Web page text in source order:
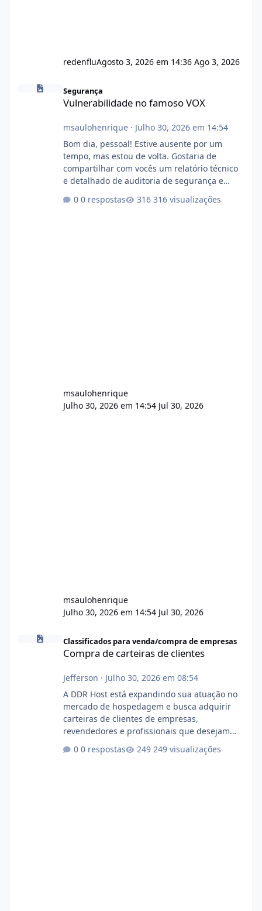
redenfluAgosto 3, 2026 em 14:36 Ago 3, 2026
Vulnerabilidade no famoso VOX
Segurança
Vulnerabilidade no famoso VOX
msaulohenrique· Julho 30, 2026 em 14:54
Bom dia, pessoal! Estive ausente por um
tempo, mas estou de volta. Gostaria de
compartilhar com vocês um relatório técnico
e detalhado de auditoria de segurança e
atualmente em circulação e comercialização
0 respostas 316 visualizações
msaulohenrique
Julho 30, 2026 em 14:54 Jul 30, 2026
msaulohenrique
Julho 30, 2026 em 14:54 Jul 30, 2026
Classificados para venda/compra de empresas
Compra de carteiras de clientes
Jefferson · Julho 30, 2026 em 08:54
A DDR Host está expandindo sua atuação no
mercado de hospedagem e busca adquirir
carteiras de clientes de empresas,
revendedores e profissionais que desejam
operação. Se você possui clientes ativos de
0 respostas 249 visualizações